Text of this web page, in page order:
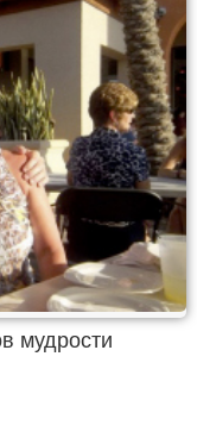
мудрости